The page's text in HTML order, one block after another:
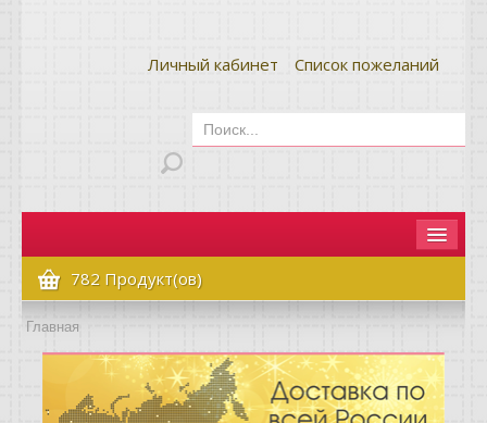
Личный кабинет Список пожеланий
Главная
Как сделать заказ
Оплата и доставка
Контакты
782 Продукт(ов)
Главная